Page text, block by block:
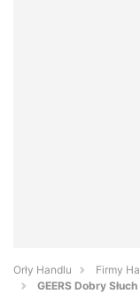
Orły Handlu
Firmy
GEERS Dobry Słuch